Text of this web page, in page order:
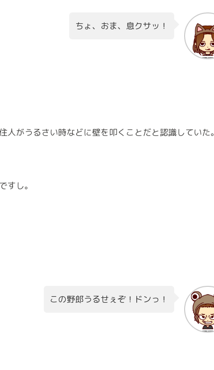
ちょ、おま、息クサッ！
がうるさい時などに壁を叩くことだと認識していた。
すし。
この野郎うるせぇぞ！ドンっ！